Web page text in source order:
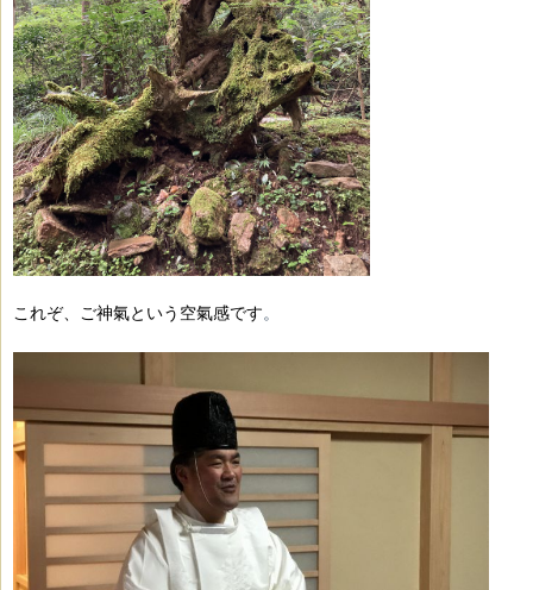
これぞ、ご神氣という空氣感です。